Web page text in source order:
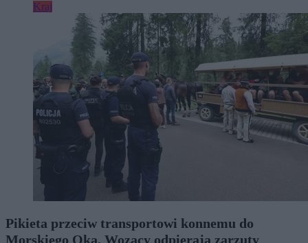
Kraj
Pikieta przeciw transportowi konnemu do
Morskiego Oka. Wozacy odpierają zarzuty